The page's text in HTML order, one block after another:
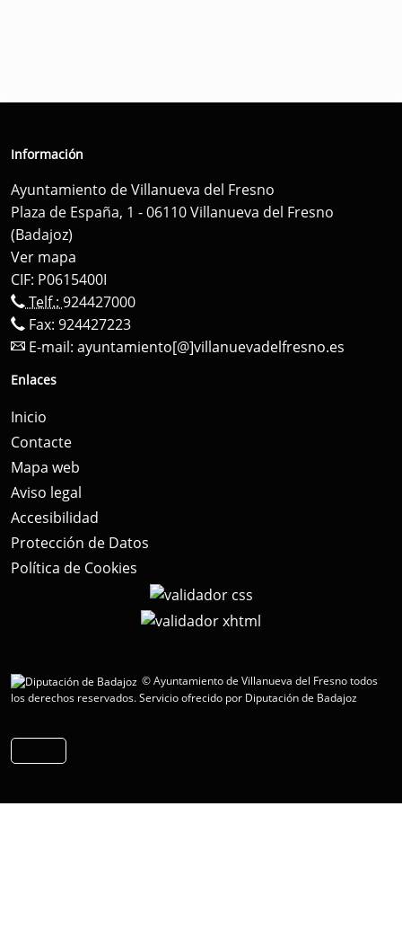
Información
Ayuntamiento de Villanueva del Fresno
Plaza de España, 1 - 06110 Villanueva del Fresno
(Badajoz)
Ver mapa
CIF: P0615400I
Telf.: 924427000
Fax: 924427223
E-mail: ayuntamiento[@]villanuevadelfresno.es
Enlaces
Inicio
Contacte
Mapa web
Aviso legal
Accesibilidad
Protección de Datos
Política de Cookies
© Ayuntamiento de Villanueva del Fresno todos
los derechos reservados.Servicio ofrecido por Diputación de Badajoz